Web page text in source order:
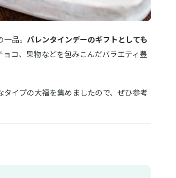
品。 バレンタインデーのギフトとしても
コ、果物などを包みこんだバラエティ豊
イプの大福を集めましたので、ぜひ参考